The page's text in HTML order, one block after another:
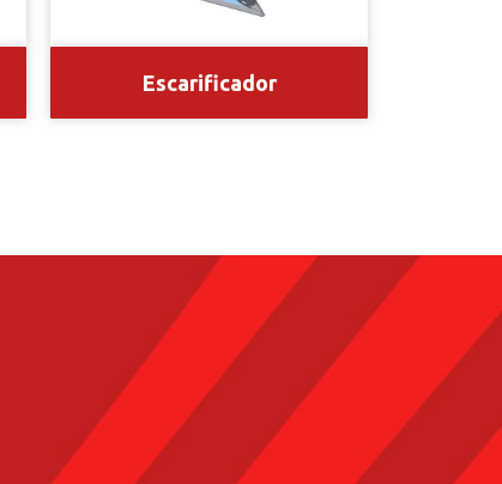
Escarificador